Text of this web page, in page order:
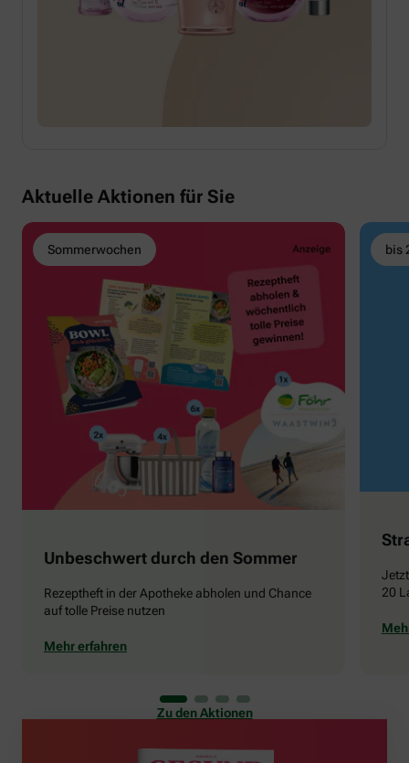
Aktuelle Aktionen für Sie
Sommerwochen
Unbeschwert durch den Sommer
Rezeptheft in der Apotheke abholen und Chance
auf tolle Preise nutzen
Mehr erfahren
bis
20
Zu den Aktionen